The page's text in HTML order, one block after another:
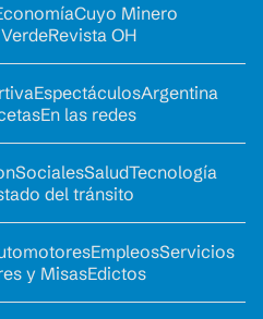
Cuyo Minero
Revista OH
EspectáculosArgentina
En las redes
SocialesSaludTecnología
del tránsito
EmpleosServicios
y MisasEdictos